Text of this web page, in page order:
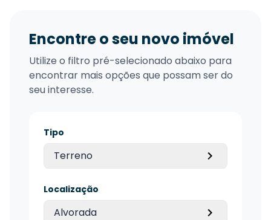
Encontre o seu novo imóvel
Utilize o filtro pré-selecionado abaixo para
encontrar mais opções que possam ser do
seu interesse.
Tipo
Terreno
Localização
Alvorada